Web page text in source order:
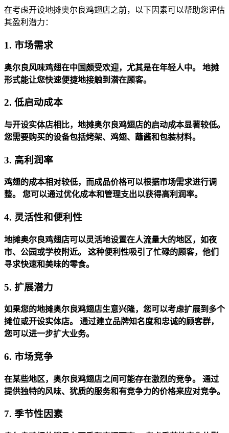
在考虑开设地摊奥尔良鸡翅店之前，以下因素可以帮助您评估
其盈利潜力：
1. 市场需求
奥尔良风味鸡翅在中国颇受欢迎，尤其是在年轻人中。
地摊
形式能让您快速便捷地接触到潜在顾客。
2. 低启动成本
与开设实体店相比，地摊奥尔良鸡翅店的启动成本显著较低。
您需要购买的设备包括烤架、鸡翅、蘸酱和包装材料。
3. 高利润率
鸡翅的成本相对较低，而成品价格可以根据市场需求进行调
整。
您可以通过优化成本和管理支出以获得高利润率。
4. 灵活性和便利性
地摊奥尔良鸡翅店可以灵活地设置在人流量大的地区，如夜
市、公园或学校附近。
这种便利性吸引了忙碌的顾客，他们
寻求快速和美味的零食。
5. 扩展潜力
如果您的地摊奥尔良鸡翅店生意兴隆，您可以考虑扩展到多个
摊位或开设实体店。
通过建立品牌知名度和忠诚的顾客群，
您可以进一步扩大业务。
6. 市场竞争
在某些地区，奥尔良鸡翅店之间可能存在激烈的竞争。
通过
提供独特的风味、犹质的服务和有竞争力的价格来应对竞争。
7. 季节性因素